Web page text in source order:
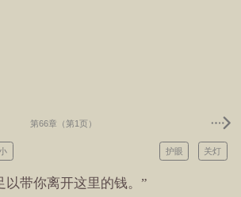
第66章（第1页）
关灯
护眼
以带你离开这里的钱。”